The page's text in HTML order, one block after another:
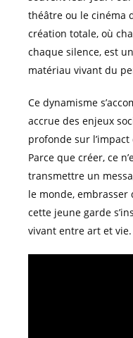
théâtre ou le cinéma
création totale, où
chaque silence, est
matériau vivant du
Ce dynamisme
accrue des enjeux
profonde sur
Parce que créer, ce
transmettre un
le monde, embrasser
cette jeune garde
vivant entre art et vie.